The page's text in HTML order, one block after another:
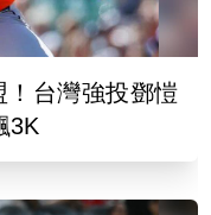
！台灣強投鄧愷
3K